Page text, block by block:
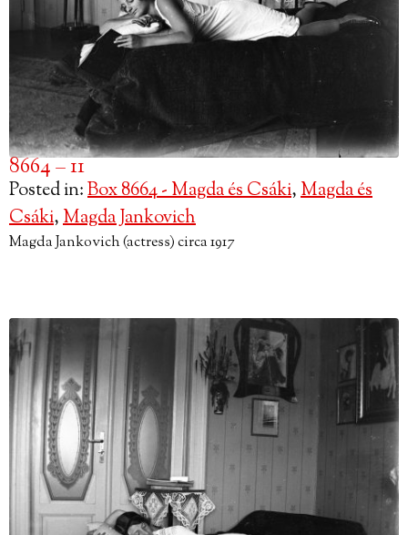
8664 – 11
Posted in:Box 8664 - Magda és Csáki,Magda és
Csáki,Magda Jankovich
Magda Jankovich (actress) circa 1917